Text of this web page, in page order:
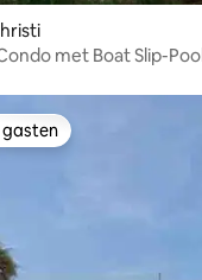
met Boat Slip-
gasten
gasten